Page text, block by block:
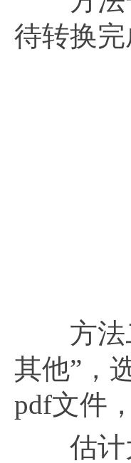
待转换
方法二
其他”，
pdf文件
估计大